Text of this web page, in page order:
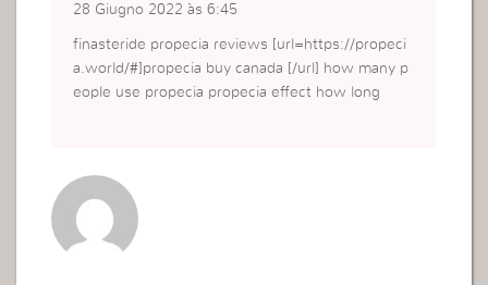
28 Giugno 2022 às 6:45
finasteride propecia reviews [url=https://propeci
a.world/#]propecia buy canada [/url] how many p
eople use propecia propecia effect how long